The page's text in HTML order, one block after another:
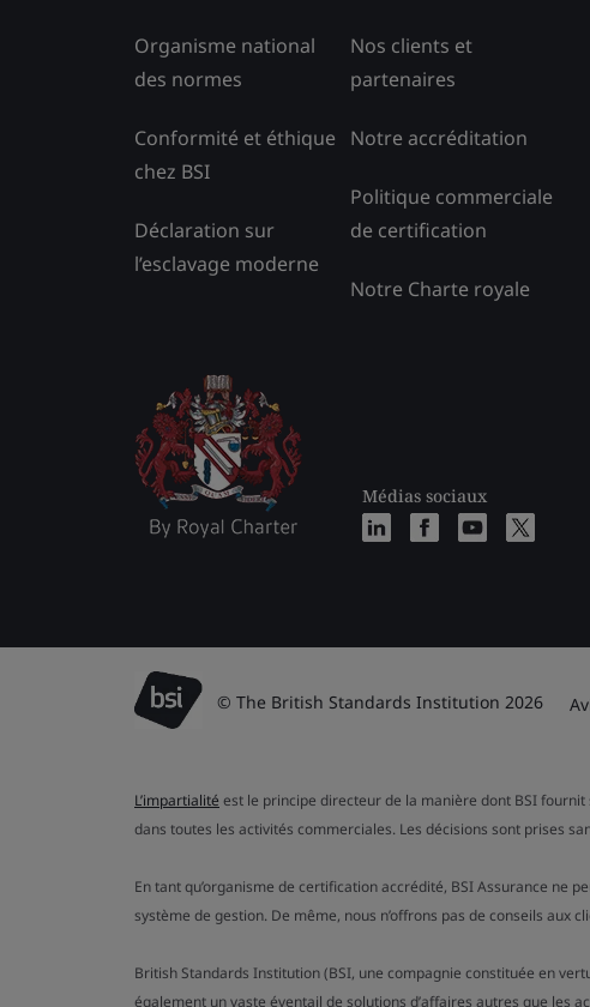
Organisme national
des normes
Conformité et éthique
chez BSI
Déclaration sur
l’esclavage moderne
Nos clients et
partenaires
Notre accréditation
Politique commerciale
de certification
Notre Charte royale
Médias sociaux
© The British Standards Institution 2026
L’impartialité est le principe directeur de la manière dont BSI
dans toutes les activités commerciales. Les décisions sont prises
En tant qu’organisme de certification accrédité, BSI Assurance ne
système de gestion. De même, nous n’offrons pas de conseils
British Standards Institution (BSI, une compagnie constituée en
également un vaste éventail de solutions d’affaires autres que les